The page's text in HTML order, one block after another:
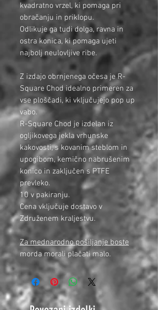
kvadratno vrzel, ki pomaga pri
obračanju in priklopu.
Odlikuje ga tudi dolga, ravna in
ostra konica, ki pomaga ujeti
najbolj neulovljive ribe.
Z izdajo obrnjenega očesa je R-
Square Chod idealno primeren za
vse ploščadi, ki vključujejo pop up
vabo.
R-Square Chod je izdelan iz
ogljikovega jekla vrhunske
kakovosti, s kovanim steblom in
upogibom, kemično nabrušenim
konico in zaključen s PTFE
prevleko.
10 v pakiranju.
Cena vključuje dostavo v
Združenem kraljestvu.
Za mednarodno pošiljanje boste
morda morali plačati malo.